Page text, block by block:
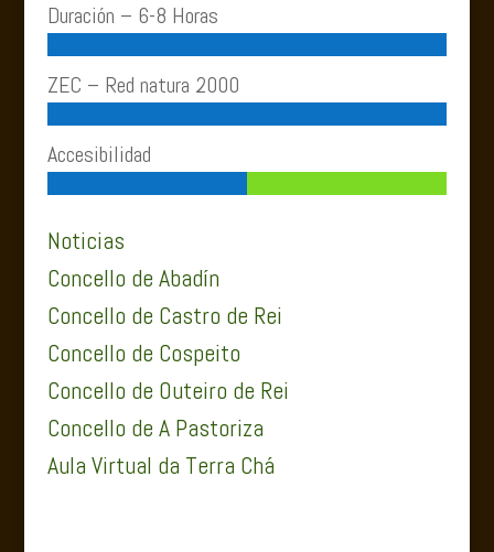
Duración – 6-8 Horas
ZEC – Red natura 2000
Accesibilidad
Noticias
Concello de Abadín
Concello de Castro de Rei
Concello de Cospeito
Concello de Outeiro de Rei
Concello de A Pastoriza
Aula Virtual da Terra Chá